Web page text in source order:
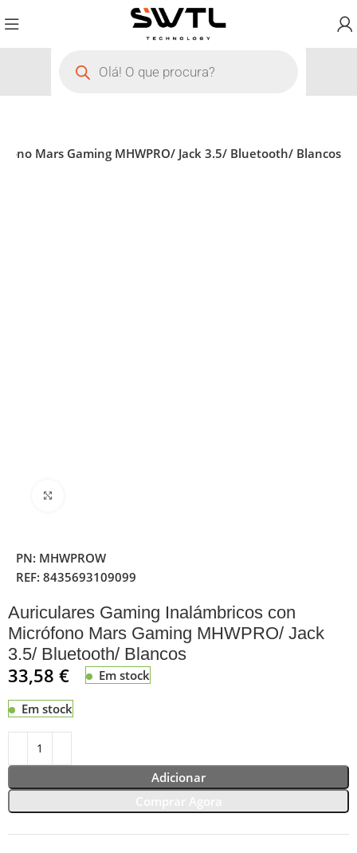
Mars Gaming MHWPRO/ Jack 3.5/ Bluetooth/ Blancos
PN: MHWPROW
REF:8435693109099
Auriculares Gaming Inalámbricos con
Micrófono Mars Gaming MHWPRO/ Jack
3.5/ Bluetooth/ Blancos
33,58€ Em stock
Em stock
Adicionar